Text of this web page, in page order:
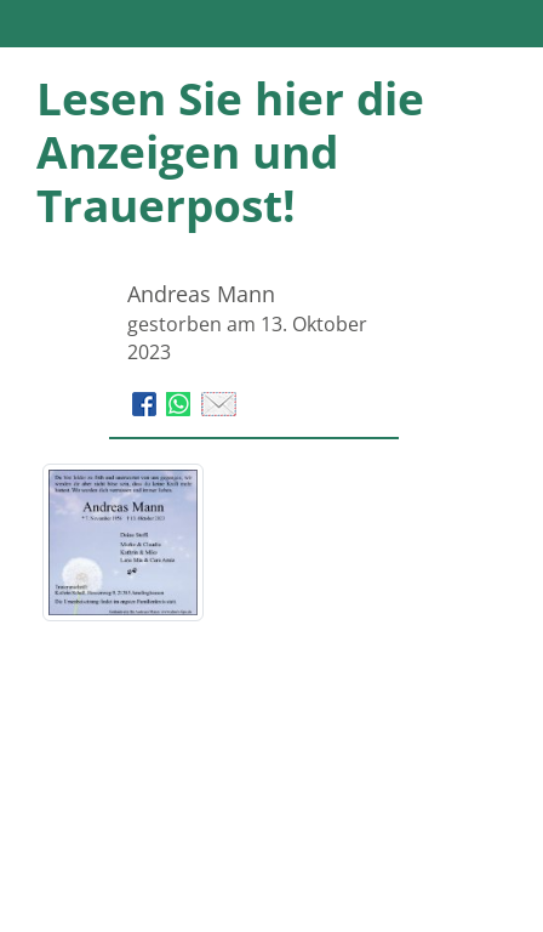
Lesen Sie hier die
Anzeigen und
Trauerpost!
Andreas Mann
gestorben am 13. Oktober
2023